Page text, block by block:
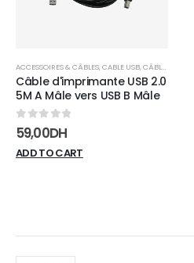
ACCESSOIRES & CÂBLES,CABLE USB,CÂBLES
Câble d'imprimante USB 2.0
5M A Mâle vers USB B Mâle
0sur 5
59,00DH
ADD TO CART